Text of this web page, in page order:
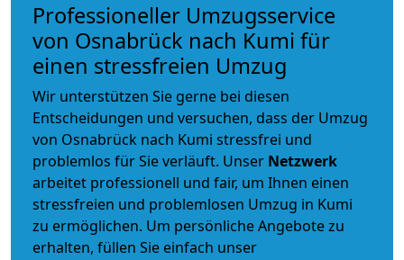
Professioneller Umzugsservice
von Osnabrück nach Kumi für
einen stressfreien Umzug
Wir unterstützen Sie gerne bei diesen
Entscheidungen und versuchen, dass der Umzug
von Osnabrück nach Kumi stressfrei und
problemlos für Sie verläuft. Unser Netzwerk
arbeitet professionell und fair, um Ihnen einen
stressfreien und problemlosen Umzug in Kumi
zu ermöglichen. Um persönliche Angebote zu
erhalten, füllen Sie einfach unser